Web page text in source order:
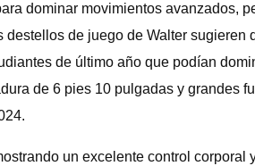
dominar movimientos avanzados,
de juego de Walter
de último año que podían
de 6 pies 10 pulgadas y grandes
un excelente control